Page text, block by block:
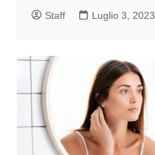
Staff Luglio 3, 2023